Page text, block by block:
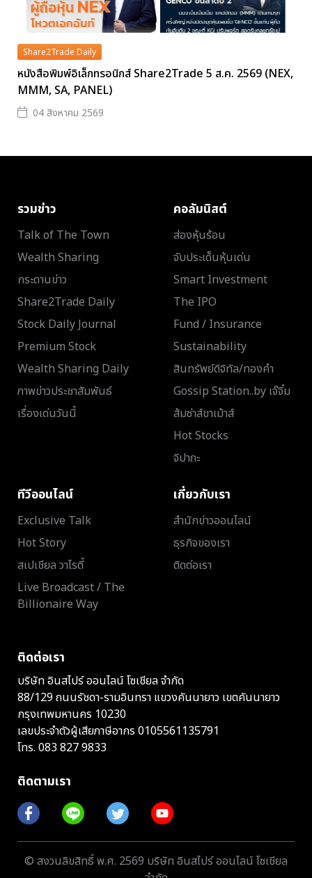
Share2Trade Daily
หนังสือพิมพ์อิเล็กทรอนิกส์ Share2Trade 5 ส.ค. 2569 (NEX,
MMM, SA, PANEL)
04 สิงหาคม 2569
รวมข่าว
Talk of The Town
Wealth Sharing
กระดานข่าว
Share2Trade Daily
Stock Daily Journal
Premium Stock
Wealth Sharing Daily
ภาพข่าวประชาสัมพันธ์
เรื่องเด่นวันนี้
คอลัมนิสต์
ส่องหุ้นร้อน
จับประเด็นหุ้นเด่น
Smart Investment
The IPO
Fund / Insurance
Sustainability
สินทรัพย์ดิจิทัล/ทองคำ
Gossip Station..by เจ๊จิ๋ม
ส้มซ่าส์ขาเม้าส์
Hot Stocks
จิปาถะ
ทีวีออนไลน์
Exclusive Talk
Hot Story
สเปเชียล วาไรตี้
Live Broadcast / The
Billionaire Way
เกี่ยวกับเรา
สำนักข่าวออนไลน์
ธุรกิจของเรา
ติดต่อเรา
ติดต่อเรา
บริษัท อินสไปร์ ออนไลน์ โซเชียล จำกัด
88/129 ถนนรัชดา-รามอินทรา แขวงคันนายาว เขตคันนายาว
กรุงเทพมหานคร 10230
เลขประจำตัวผู้เสียภาษีอากร 0105561135791
โทร. 083 827 9833
ติดตามเรา
© สงวนลิขสิทธิ์ พ.ศ. 2569 บริษัท อินสไปร์ ออนไลน์ โซเชียล